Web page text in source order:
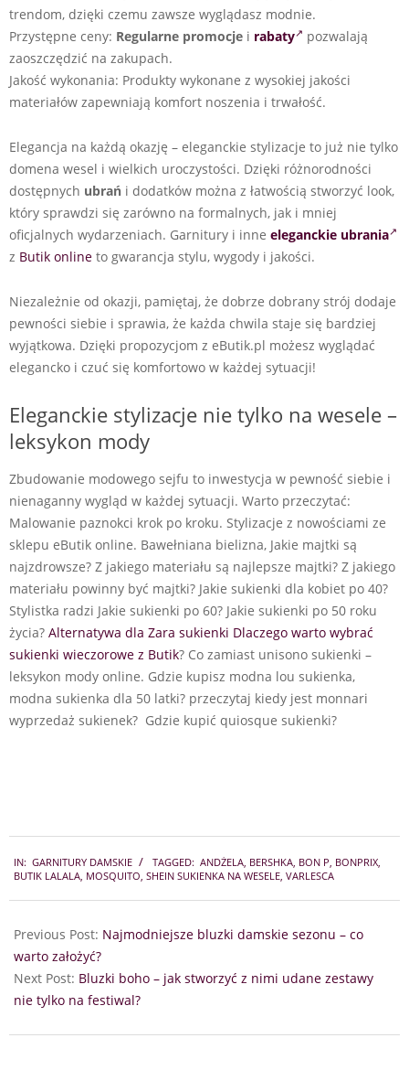
trendom, dzięki czemu zawsze wyglądasz modnie.
Przystępne ceny: Regularne promocje i rabaty
pozwalają
zaoszczędzić na zakupach.
Jakość wykonania: Produkty wykonane z wysokiej jakości
materiałów zapewniają komfort noszenia i trwałość.
Elegancja na każdą okazję – eleganckie stylizacje to już nie tylko
domena wesel i wielkich uroczystości. Dzięki różnorodności
dostępnych ubrań i dodatków można z łatwością stworzyć look,
który sprawdzi się zarówno na formalnych, jak i mniej
oficjalnych wydarzeniach. Garnitury i inne eleganckie ubrania
z Butik online to gwarancja stylu, wygody i jakości.
Niezależnie od okazji, pamiętaj, że dobrze dobrany strój dodaje
pewności siebie i sprawia, że każda chwila staje się bardziej
wyjątkowa. Dzięki propozycjom z eButik.pl możesz wyglądać
elegancko i czuć się komfortowo w każdej sytuacji!
Eleganckie stylizacje nie tylko na wesele –
leksykon mody
Zbudowanie modowego sejfu to inwestycja w pewność siebie i
nienaganny wygląd w każdej sytuacji. Warto przeczytać:
Malowanie paznokci krok po kroku. Stylizacje z nowościami ze
sklepu eButik online. Bawełniana bielizna, Jakie majtki są
najzdrowsze? Z jakiego materiału są najlepsze majtki? Z jakiego
materiału powinny być majtki? Jakie sukienki dla kobiet po 40?
Stylistka radzi Jakie sukienki po 60? Jakie sukienki po 50 roku
życia? Alternatywa dla Zara sukienki Dlaczego warto wybrać
sukienki wieczorowe z Butik? Co zamiast unisono sukienki –
leksykon mody online. Gdzie kupisz modna lou sukienka,
modna sukienka dla 50 latki? przeczytaj kiedy jest monnari
wyprzedaż sukienek? Gdzie kupić quiosque sukienki?
03-
IN: GARNITURY DAMSKIE TAGGED: ANDŻELA BERSHKA BON P BONPRIX
BUTIK LALALA MOSQUITO SHEIN SUKIENKA NA WESELE VARLESCA
Previous Post: Najmodniejsze bluzki damskie sezonu – co
warto założyć?
Next Post: Bluzki boho – jak stworzyć z nimi udane zestawy
nie tylko na festiwal?